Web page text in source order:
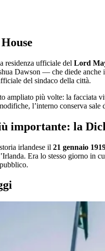
residenza ufficiale del Lord
Dawson — che diede
del sindaco della città.
ampliato più volte: la facciata
l’interno conserva
importante: la
irlandese il 21 gennaio
Era lo stesso giorno in